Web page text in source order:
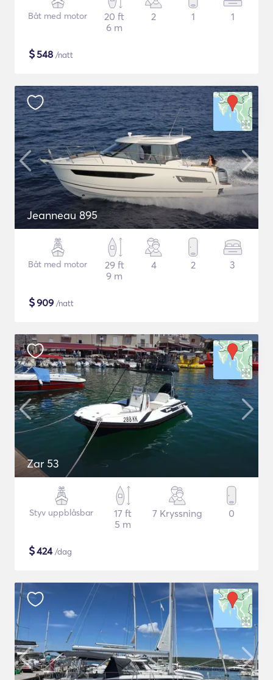
Båt med motor
20 ft
6 m
2 1 1
$548 /natt
Jeanneau 895
Båt med motor
29 ft
9 m
4 2 3
$909 /natt
Zar 53
Styv uppblåsbar
17 ft
5 m
7 Kryssning 0
$424/dag